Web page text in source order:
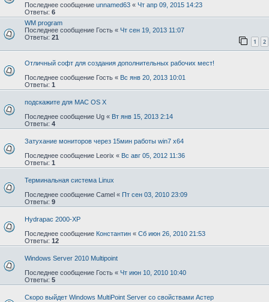
Последнее сообщение unnamed63 « Чт апр 09, 2015 14:23
Ответы: 6
WM program
Последнее сообщение Гость « Чт сен 19, 2013 11:07
Ответы: 21
1 2
Отличный софт для создания дополнительных рабочих мест!
Последнее сообщение Гость « Вс янв 20, 2013 10:01
Ответы: 1
подскажите для MAC OS X
Последнее сообщение Ug « Вт янв 15, 2013 2:14
Ответы: 4
Затухание мониторов через 15мин работы win7 x64
Последнее сообщение Leorix « Вс авг 05, 2012 11:36
Ответы: 1
Терминальная система Linux
Последнее сообщение Camel « Пт сен 03, 2010 23:09
Ответы: 9
Hydrapac 2000-XP
Последнее сообщение Константин « Сб июн 26, 2010 21:53
Ответы: 12
Windows Server 2010 Multipoint
Последнее сообщение Гость « Чт июн 10, 2010 10:40
Ответы: 5
Скоро выйдет Windows MultiPoint Server со свойствами Астер